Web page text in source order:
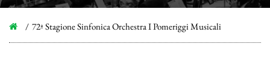
72ª Stagione Sinfonica Orchestra I Pomeriggi Musicali